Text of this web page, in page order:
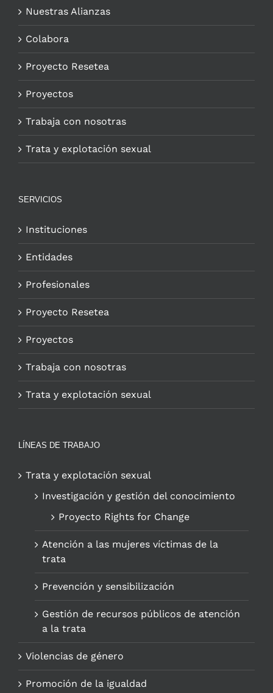
Nuestras Alianzas
Colabora
Proyecto Resetea
Proyectos
Trabaja con nosotras
Trata y explotación sexual
SERVICIOS
Instituciones
Entidades
Profesionales
Proyecto Resetea
Proyectos
Trabaja con nosotras
Trata y explotación sexual
LÍNEAS DE TRABAJO
Trata y explotación sexual
Investigación y gestión del conocimiento
Proyecto Rights for Change
Atención a las mujeres víctimas de la
trata
Prevención y sensibilización
Gestión de recursos públicos de atención
a la trata
Violencias de género
Promoción de la igualdad